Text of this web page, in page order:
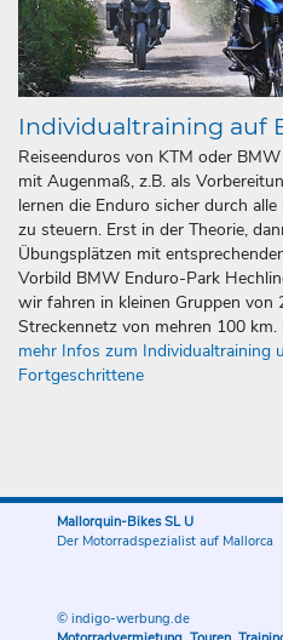
Individualtraining auf
Reiseenduros von KTM oder
mit Augenmaß, z.B. als
lernen die Enduro sicher durch
zu steuern. Erst in der Theorie,
Übungsplätzen mit
Vorbild BMW Enduro-Park
wir fahren in kleinen Gruppen von
Streckennetz von mehren 100
mehr Infos zum Individualtraining
Fortgeschrittene
Mallorquin-Bikes SL U
Der Motorradspezialist auf Mallorca
© indigo-werbung.de